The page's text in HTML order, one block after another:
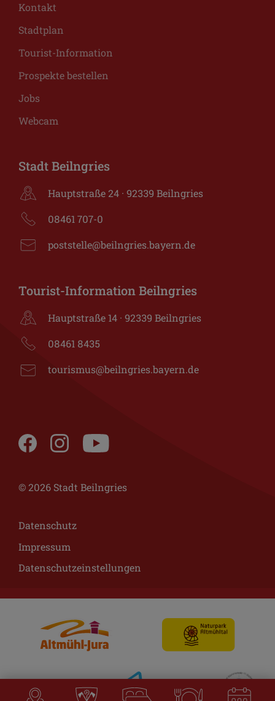
Kontakt
Stadtplan
Tourist-Information
Prospekte bestellen
Jobs
Webcam
Stadt Beilngries
Hauptstraße 24 · 92339 Beilngries
08461 707-0
poststelle@beilngries.bayern.de
Tourist-Information Beilngries
Hauptstraße 14 · 92339 Beilngries
08461 8435
tourismus@beilngries.bayern.de
© 2026 Stadt Beilngries
Datenschutz
Impressum
Datenschutzeinstellungen